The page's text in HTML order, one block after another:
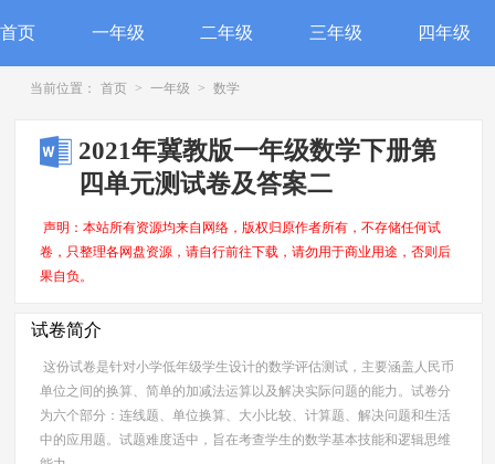
首页 一年级 二年级 三年级 四年级
当前位置： 首页 > 一年级 > 数学
2021年冀教版一年级数学下册第
四单元测试卷及答案二
声明：本站所有资源均来自网络，版权归原作者所有，不存储任何试
卷，只整理各网盘资源，请自行前往下载，请勿用于商业用途，否则后
果自负。
试卷简介
这份试卷是针对小学低年级学生设计的数学评估测试，主要涵盖人民币
单位之间的换算、简单的加减法运算以及解决实际问题的能力。试卷分
为六个部分：连线题、单位换算、大小比较、计算题、解决问题和生活
中的应用题。试题难度适中，旨在考查学生的数学基本技能和逻辑思维